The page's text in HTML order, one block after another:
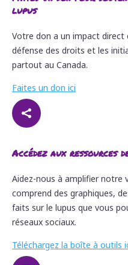
lupus
Votre don a un impact direct
défense des droits et les
partout au Canada.
Faites un don ici

Accédez aux ressources
Aidez-nous à amplifier notre
comprend des graphiques,
faits sur le lupus que vous
réseaux sociaux.
Téléchargez la boîte à outils